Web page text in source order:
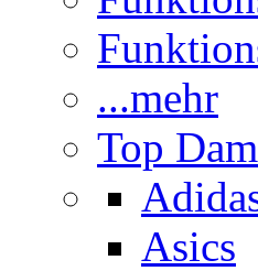
...mehr
Top
Asics